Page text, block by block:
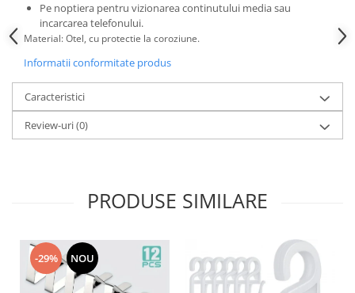
Pe noptiera pentru vizionarea continutului media sau
incarcarea telefonului.
Material: Otel, cu protectie la coroziune.
Informatii conformitate produs
Caracteristici
Review-uri(0)
PRODUSE SIMILARE
-29% NOU